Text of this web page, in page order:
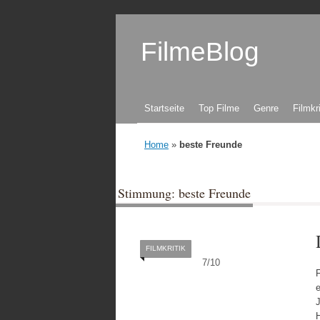
FilmeBlog
Zum Inhalt springen
Startseite Top Filme Genre
Home » beste Freunde
Stimmung: beste Freunde
7/10
FILMKRITIK